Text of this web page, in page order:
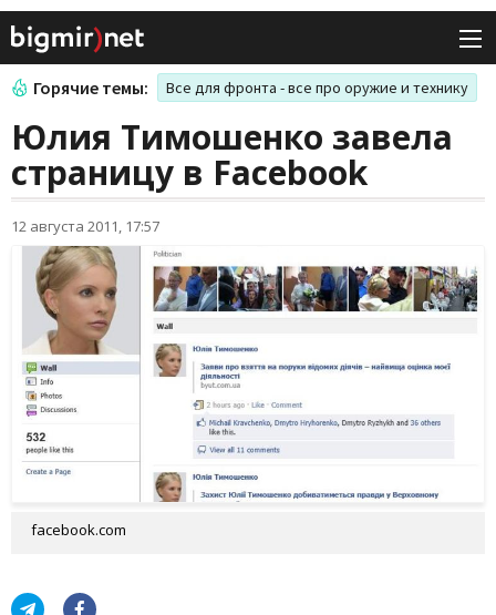
Горячие темы: Все для фронта - все про оружие и технику
Юлия Тимошенко завела
страницу в Facebook
12 августа 2011, 17:57
facebook.com